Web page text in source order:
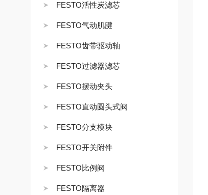
FESTO活性炭滤芯
FESTO气动肌腱
FESTO齿带驱动轴
FESTO过滤器滤芯
FESTO摆动夹头
FESTO直动圆头式阀
FESTO分支模块
FESTO开关附件
FESTO比例阀
FESTO隔离器